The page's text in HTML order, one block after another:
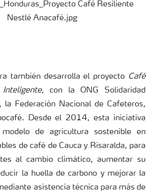
también desarrolla el proyecto Café
, con la ONG Solidaridad
la Federación Nacional de Cafeteros,
Desde el 2014, esta iniciativa
de agricultura sostenible en
de café de Cauca y Risaralda, para
al cambio climático, aumentar su
la huella de carbono y mejorar la
asistencia técnica para más de